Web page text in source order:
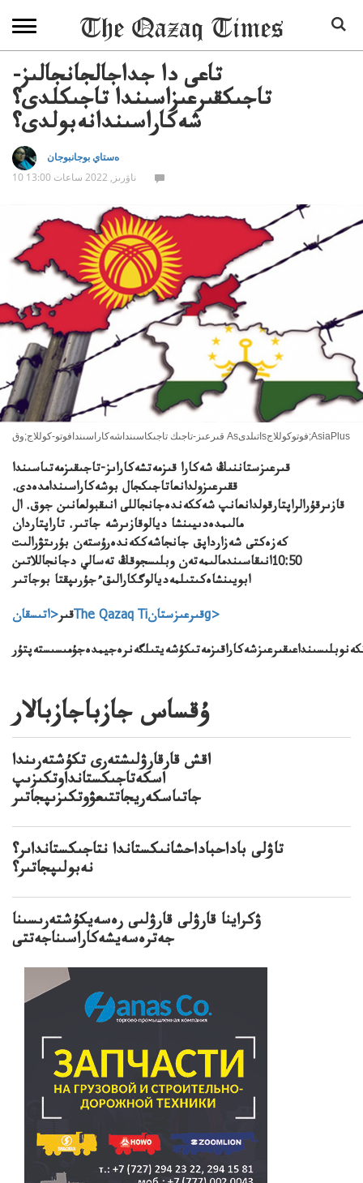
تاعى دا جداجالجانجالىز-
تاجىكقىرعىزاسىندا تاجىكلدى؟
شەكاراسىندانەبولدى؟
ەستاي بوجانبوجان
10 ناۋرىز, 2022 ساعات 13:00
قىرعىز-تاجىك تاجىكاسىنداشەكاراسىندافوتو-كوللاج;وق Asاتىلدىsفوتوكوللاج;AsiaPlus
قىرعىزستاننىڭ شەكارا قىزمەتشەكاراىز-تاجىقىزمەتىاسىندا
ققىرعىزولدانعاتاجىكجال بوشەكاراسىندامدەدى.
قازىرقۇرالراپتارقولدانعانپ شەككەندەجانجاللى انىقبولعانىن جوق. ال
مالىمدەدىيىنشا ديالوقازىرشە جاتىر. تاراپتاردان
كەزەكتى شەزارداپق جانجاشەككەندەرۇستەن بۇرىتۋرالىت
10:50انىقاسىندمالىمەتەن وبلىسجوقڭ تەسالي دجانجاللاتىن
ابويىنشاەكىتىلمەديالوگكارالىقءجۇرىپقتا بوجاتىر
قىر
<اتىسقانThe Qazaq Tiقىرعىزستانg>
ۇقساس جازباجازبالار
اقش قارقارۋلىشتەرى تكۇشتەرىندا
اسكەتاجىكستانداوتكىزىپ
جاتىاسكەريجاتتىعۋوتكىزىپجاتىر
تاۋلى باداحباداحشانىكستاندا نتاجىكستانداىر؟
نەبولىپجاتىر؟
ۋكراينا قارۋلى قارۋلىى رەسەيكۇشتەرىسىنا
جەترەسەيشەكاراسىناجەتتى